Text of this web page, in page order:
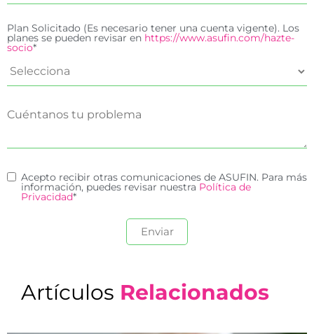
Plan Solicitado (Es necesario tener una cuenta vigente). Los
planes se pueden revisar en https://www.asufin.com/hazte-
socio*
Acepto recibir otras comunicaciones de ASUFIN. Para más
información, puedes revisar nuestra Política de
Privacidad*
Artículos Relacionados